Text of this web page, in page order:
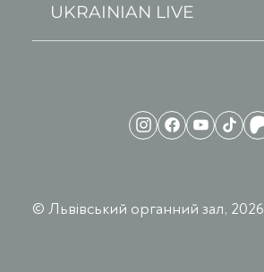
© Львівський органний зал, 2026
UKRAINIAN LIVE